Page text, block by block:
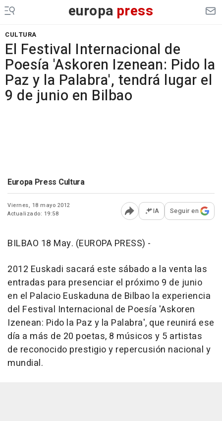
europa press
CULTURA
El Festival Internacional de
Poesía 'Askoren Izenean: Pido la
Paz y la Palabra', tendrá lugar el
9 de junio en Bilbao
Europa Press Cultura
Viernes, 18 mayo 2012
Actualizado: 19:58
Abrir opciones para
IA Seguir en
BILBAO 18 May. (EUROPA PRESS) -
2012 Euskadi sacará este sábado a la venta las
entradas para presenciar el próximo 9 de junio
en el Palacio Euskaduna de Bilbao la experiencia
del Festival Internacional de Poesía 'Askoren
Izenean: Pido la Paz y la Palabra', que reunirá ese
día a más de 20 poetas, 8 músicos y 5 artistas
de reconocido prestigio y repercusión nacional y
mundial.